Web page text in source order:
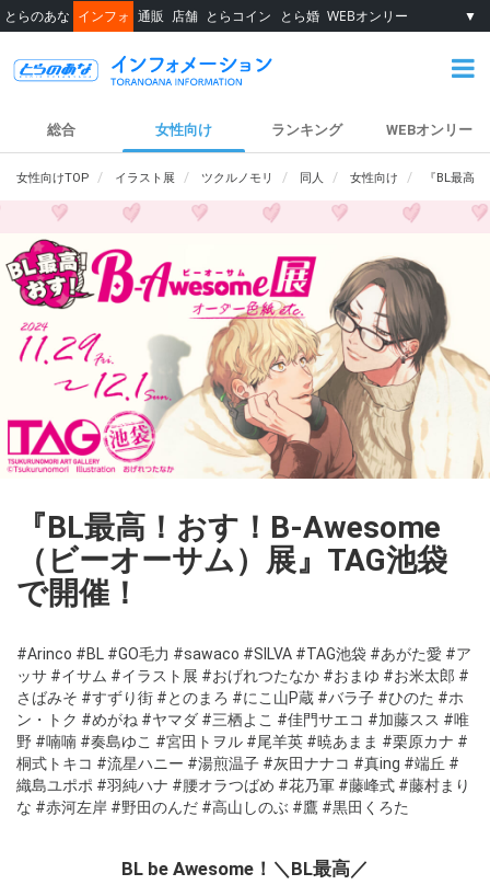
とらのあな インフォ 通販 店舗 とらコイン とら婚 WEBオンリー ▼
総合 女性向け ランキング WEBオンリー
女性向けTOP イラスト展 ツクルノモリ 同人 女性向け 『BL最高
『BL最高！おす！B-Awesome
（ビーオーサム）展』TAG池袋
で開催！
#Arinco #BL #GO毛力 #sawaco #SILVA #TAG池袋 #あがた愛 #ア
ッサ #イサム #イラスト展 #おげれつたなか #おまゆ #お米太郎 #
さばみそ #すずり街 #とのまろ #にこ山P蔵 #バラ子 #ひのた #ホ
ン・トク #めがね #ヤマダ #三栖よこ #佳門サエコ #加藤スス #唯
野 #喃喃 #奏島ゆこ #宮田トヲル #尾羊英 #暁あまま #栗原カナ #
桐式トキコ #流星ハニー #湯煎温子 #灰田ナナコ #真ing #端丘 #
織島ユポポ #羽純ハナ #腰オラつばめ #花乃軍 #藤峰式 #藤村まり
な #赤河左岸 #野田のんだ #高山しのぶ #鷹 #黒田くろた
BL be Awesome！＼BL最高／